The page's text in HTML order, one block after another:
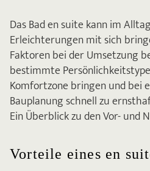
Das Bad en suite kann im
Erleichterungen mit sich
Faktoren bei der Umsetzung
bestimmte
Komfortzone bringen und bei
Bauplanung schnell zu
Ein Überblick zu den Vor- und
Vorteile eines en